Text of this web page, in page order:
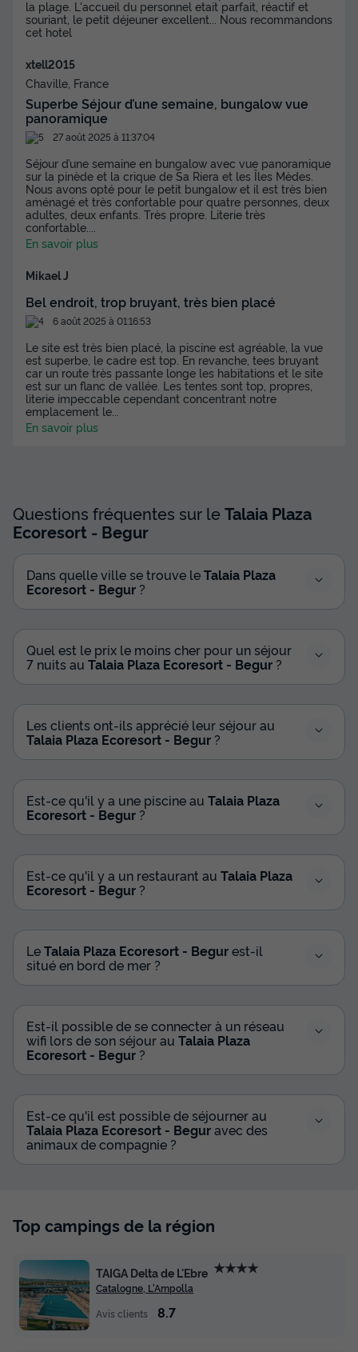
BUNGALOW 2 personnes - Bungalow
Lodge
Annulation gratuite
Surface
16m²
Adultes
2 2 1
Accès wifi Animaux autorisés * Cafetière
Réfrigérateur
Micro-ondes
BUNGALOW 2 personnes - Bungalow Lodge
Meilleur prix pour 7 nuits
Modifier les dates
1 164,80 €
Voir les disponibilités
MOBILHOME 2 personnes - Duplex Tiny
Home B&B
Surface
12m²
Adultes
2
Chambres
1
Salle de bain
Congélateur+ 4
du14/09/2026 21/09/2026
Modifier les dates
1 415 €
1 316,92 € d'économie
BUNGALOW 2 personnes - Family Lodge 1
2 pers.
Annulation gratuite
Voir le plan 2D Accès wifi Climatisation
BUNGALOW 2 personnes - Family Lodge 1 2 pers.
du13/09/2026
la plage. L'accueil du personnel etait parfait, réactif et
souriant, le petit déjeuner excellent... Nous recommandons
cet hotel
xtell2015
Chaville, France
Superbe Séjour d’une semaine, bungalow vue
panoramique
27 août 2025 à 11:37:04
Séjour d’une semaine en bungalow avec vue panoramique
sur la pinède et la crique de Sa Riera et les Îles Mèdes.
Nous avons opté pour le petit bungalow et il est très bien
aménagé et très confortable pour quatre personnes, deux
adultes, deux enfants. Très propre. Literie très
confortable.
En savoir plus
Mikael J
Bel endroit, trop bruyant, très bien placé
6 août 2025 à 01:16:53
Le site est très bien placé, la piscine est agréable, la vue
est superbe, le cadre est top. En revanche, tees bruyant
car un route très passante longe les habitations et le site
est sur un flanc de vallée. Les tentes sont top, propres,
literie impeccable cependant concentrant notre
emplacement le
En savoir plus
Questions fréquentes sur leTalaia Plaza
Ecoresort - Begur
Dans quelle ville se trouve leTalaia Plaza
Ecoresort - Begur ?
Quel est le prix le moins cher pour un séjour
7 nuits au Talaia Plaza Ecoresort - Begur ?
Les clients ont-ils apprécié leur séjour au
Talaia Plaza Ecoresort - Begur ?
Est-ce qu'il y a une piscine au Talaia Plaza
Ecoresort - Begur ?
Est-ce qu'il y a un restaurant au Talaia Plaza
Ecoresort - Begur ?
LeTalaia Plaza Ecoresort - Begurest-il
situé en bord de mer ?
Est-il possible de se connecter à un réseau
wifi lors de son séjour au Talaia Plaza
Ecoresort - Begur ?
Est-ce qu'il est possible de séjourner au
Talaia Plaza Ecoresort - Beguravec des
animaux de compagnie ?
Top campings de la région
TAIGA Delta de L'Ebre ★★★★
Catalogne, L'Ampolla
Avis clients
8.7